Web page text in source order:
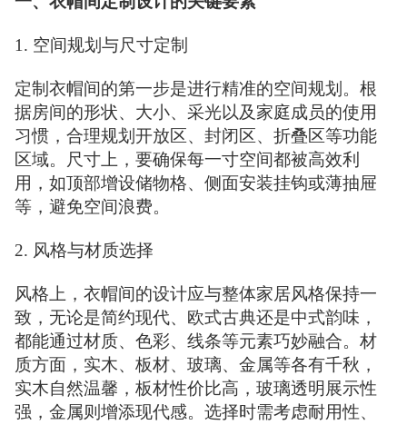
1. 空间规划与尺寸定制
定制衣帽间的第一步是进行精准的空间规划。根
据房间的形状、大小、采光以及家庭成员的使用
习惯，合理规划开放区、封闭区、折叠区等功能
区域。尺寸上，要确保每一寸空间都被高效利
用，如顶部增设储物格、侧面安装挂钩或薄抽屉
等，避免空间浪费。
2. 风格与材质选择
风格上，衣帽间的设计应与整体家居风格保持一
致，无论是简约现代、欧式古典还是中式韵味，
都能通过材质、色彩、线条等元素巧妙融合。材
质方面，实木、板材、玻璃、金属等各有千秋，
实木自然温馨，板材性价比高，玻璃透明展示性
强，金属则增添现代感。选择时需考虑耐用性、